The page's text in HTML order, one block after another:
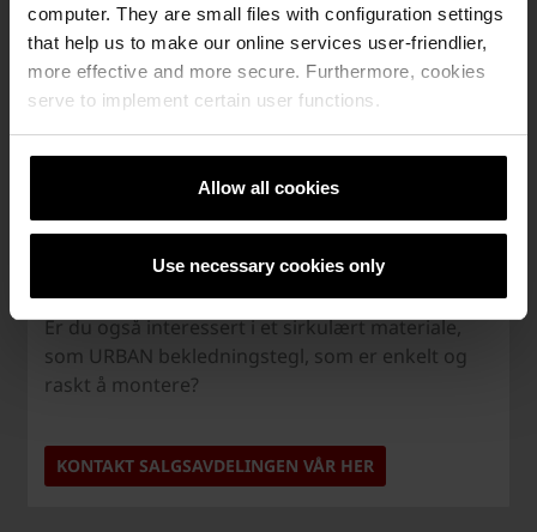
computer. They are small files with configuration settings
that help us to make our online services user-friendlier,
more effective and more secure. Furthermore, cookies
serve to implement certain user functions.
Allow all cookies
Use necessary cookies only
Er du også interessert i et sirkulært materiale,
som URBAN bekledningstegl, som er enkelt og
raskt å montere?
KONTAKT SALGSAVDELINGEN VÅR HER